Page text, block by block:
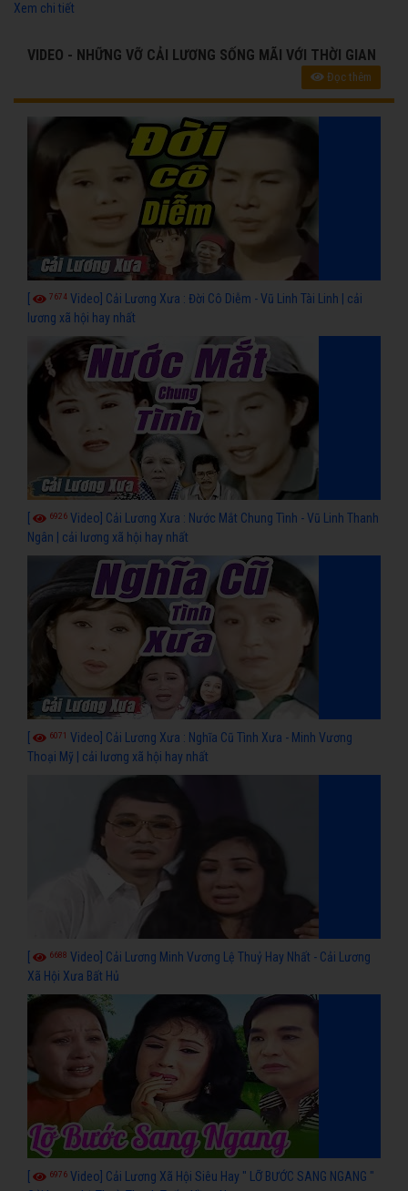
Xem chi tiết
VIDEO - NHỮNG VỠ CẢI LƯƠNG SỐNG MÃI VỚI THỜI GIAN
Đọc thêm
7674 Video] Cải Lương Xưa : Đời Cô Diễm - Vũ Linh Tài Linh | cải
lương xã hội hay nhất
6926 Video] Cải Lương Xưa : Nước Mắt Chung Tình - Vũ Linh Thanh
Ngân | cải lương xã hội hay nhất
6071 Video] Cải Lương Xưa : Nghĩa Cũ Tình Xưa - Minh Vương
Thoại Mỹ | cải lương xã hội hay nhất
6688 Video] Cải Lương Minh Vương Lệ Thuỷ Hay Nhất - Cải Lương
Xã Hội Xưa Bất Hủ
6976 Video] Cải Lương Xã Hội Siêu Hay " LỠ BƯỚC SANG NGANG "